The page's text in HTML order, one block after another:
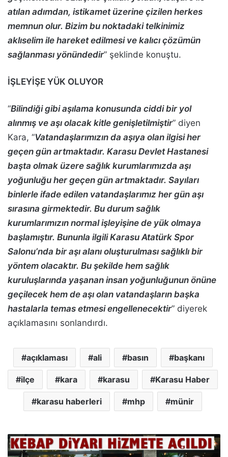
atılan adımdan, istikamet üzerine çizilen herkes
memnun olur. Bizim bu noktadaki telkinimiz
aklıselim ile hareket edilmesi ve kalıcı çözümün
sağlanması yönündedir” şeklinde konuştu.
İŞLEYİŞE YÜK OLUYOR
“Bilindiği gibi aşılama konusunda ciddi bir yol
alınmış ve aşı olacak kitle genişletilmiştir” diyen
Kara, “Vatandaşlarımızın da aşıya olan ilgisi her
geçen gün artmaktadır. Karasu Devlet Hastanesi
başta olmak üzere sağlık kurumlarımızda aşı
yoğunluğu her geçen gün artmaktadır. Sayıları
binlerle ifade edilen vatandaşlarımız her gün aşı
sırasına girmektedir. Bu durum sağlık
kurumlarımızın normal işleyişine de yük olmaya
başlamıştır. Bununla ilgili Karasu Atatürk Spor
Salonu’nda bir aşı alanı oluşturulması sağlıklı bir
yöntem olacaktır. Bu şekilde hem sağlık
kuruluşlarında yaşanan insan yoğunluğunun önüne
geçilecek hem de aşı olan vatandaşların başka
hastalarla temas etmesi engellenecektir” diyerek
açıklamasını sonlandırdı.
açıklaması ali basın başkanı
ilçe kara karasu Karasu Haber
karasu haberleri mhp münir
K
e